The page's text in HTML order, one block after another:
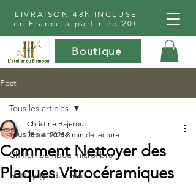
LIVRAISON 48h INCLUSE
en France à partir de 20€
Boutique
Post
Tous les articles
Chiffon bambou microfibre
Nettoyage des vitres
Tous les articles
Comment Nettoyer des
Plaques Vitrocéramiques
Christine Bajerout
28 mai 2024 3 min de lecture